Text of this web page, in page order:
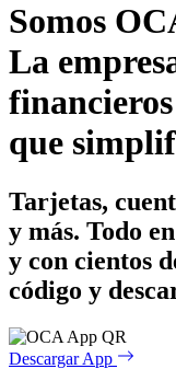
Somos
La
financieros
que
Tarjetas,
y más. Todo
y con cientos
código y
Descargar App